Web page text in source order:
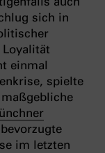
sich in
einmal
spielte
im letzten